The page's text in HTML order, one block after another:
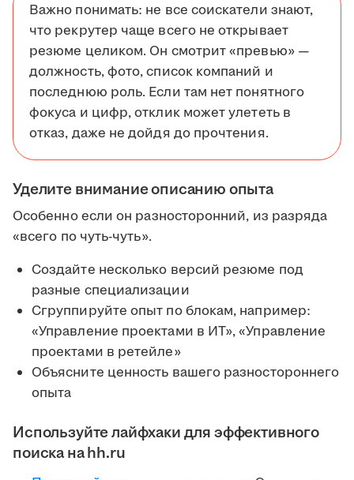
Важно понимать: не все соискатели знают,
что рекрутер чаще всего не открывает
резюме целиком. Он смотрит «превью» —
должность, фото, список компаний и
последнюю роль. Если там нет понятного
фокуса и цифр, отклик может улететь в
отказ, даже не дойдя до прочтения.
Уделите внимание описанию опыта
Особенно если он разносторонний, из разряда
«всего по чуть-чуть».
Создайте несколько версий резюме под
разные специализации
Сгруппируйте опыт по блокам, например:
«Управление проектами в ИТ», «Управление
проектами в ретейле»
Объясните ценность вашего разностороннего
опыта
Используйте лайфхаки для эффективного
поиска на hh.ru